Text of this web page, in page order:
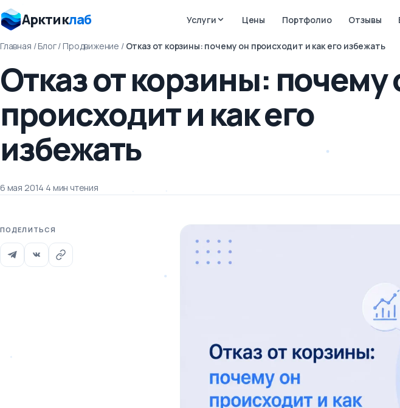
Арктиклаб Услуги Цены Портфолио Отзывы
Главная /Блог/ Продвижение / Отказ от корзины: почему он происходит и как его избежать
Отказ от корзины: почему
происходит и как его
избежать
6 мая 2014·4 мин чтения
ПОДЕЛИТЬСЯ